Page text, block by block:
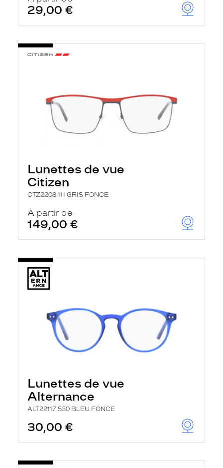
29,00 €
Lunettes de vue
Citizen
CTZ2208 111 GRIS FONCE
À partir de
149,00 €
Lunettes de vue
Alternance
ALT22117 530 BLEU FONCE
30,00 €